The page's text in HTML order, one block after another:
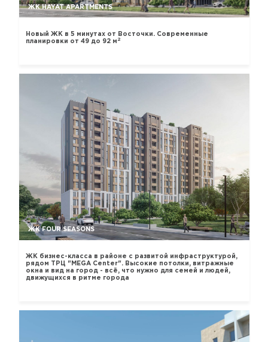
ЖК HAYAT APARTMENTS
Новый ЖК в 5 минутах от Восточки. Современные
планировки от 49 до 92 м 2
ЖК FOUR SEASONS
ЖК бизнес-класса в районе с развитой инфраструктурой,
рядом ТРЦ "MEGA Center". Высокие потолки, витражные
окна и вид на город - всё, что нужно для семей и людей,
движущихся в ритме города